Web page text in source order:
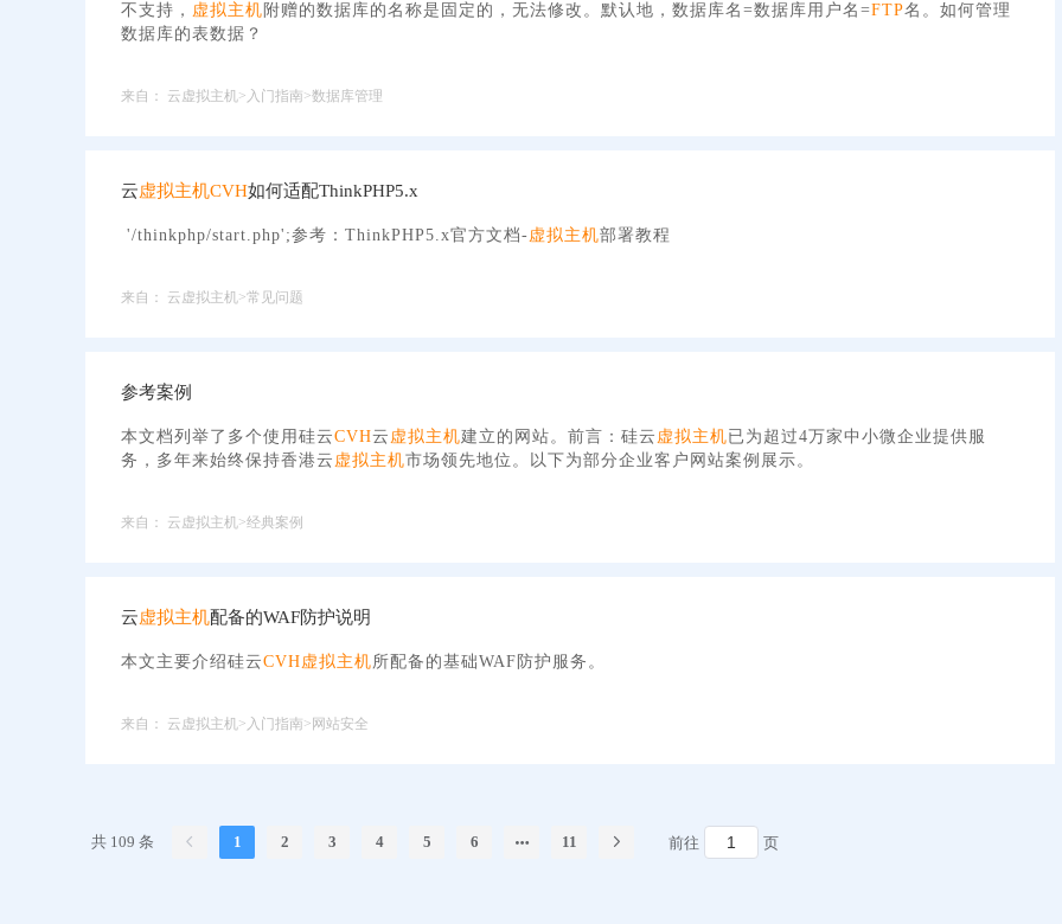
不支持， 虚拟主机 附赠的数据库的名称是固定的，无法修改。默认地，数据库名=数据库用户名=FTP名。如何管理
数据库的表数据？
来自： 云虚拟主机>入门指南>数据库管理
云虚拟主机CVH如何适配ThinkPHP5.x
'/thinkphp/start.php';参考：ThinkPHP5.x官方文档-虚拟主机部署教程
来自： 云虚拟主机>常见问题
参考案例
本文档列举了多个使用硅云CVH云 虚拟主机建立的网站。前言：硅云 虚拟主机已为超过4万家中小微企业提供服
务，多年来始终保持香港云 虚拟主机市场领先地位。以下为部分企业客户网站案例展示。
来自： 云虚拟主机>经典案例
云虚拟主机配备的WAF防护说明
本文主要介绍硅云CVH虚拟主机所配备的基础WAF防护服务。
来自： 云虚拟主机>入门指南>网站安全
共 109 条 1 2 3 4 5 6 11 前往 页